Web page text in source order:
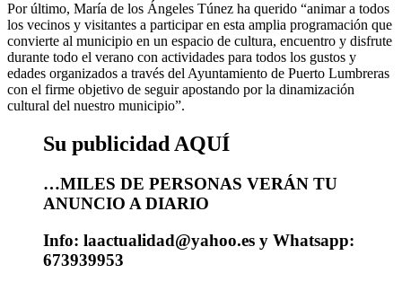
Por último, María de los Ángeles Túnez ha querido “animar a todos
los vecinos y visitantes a participar en esta amplia programación que
convierte al municipio en un espacio de cultura, encuentro y disfrute
durante todo el verano con actividades para todos los gustos y
edades organizados a través del Ayuntamiento de Puerto Lumbreras
con el firme objetivo de seguir apostando por la dinamización
cultural del nuestro municipio”.
Su publicidad AQUÍ
…MILES DE PERSONAS VERÁN TU
ANUNCIO A DIARIO
Info: laactualidad@yahoo.es y Whatsapp:
673939953